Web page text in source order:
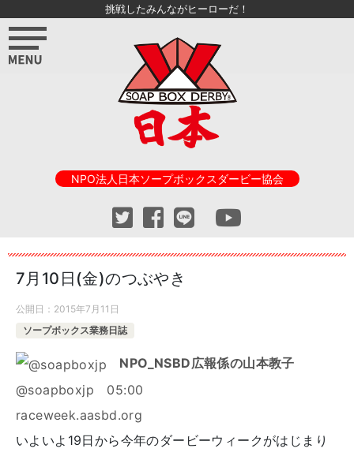
挑戦したみんながヒーローだ！
NPO法人日本ソープボックスダービー協会
7月10日(金)のつぶやき
公開日： 2015年7月11日
ソープボックス業務日誌
NPO_NSBD広報係の山本教子
@soapboxjp
05:00
raceweek.aasbd.org
いよいよ19日から今年のダービーウィークがはじまり